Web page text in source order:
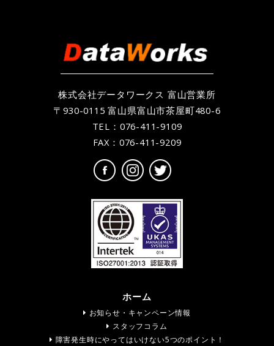
株式会社データワークス 富山営業所
〒930-0115 富山県富山市茶屋町480-6
TEL： 076-411-9109
FAX：076-411-9209
ホーム
お知らせ・キャンペーン情報
スタッフコラム
障害発生時にやってはいけない5つのポイント！